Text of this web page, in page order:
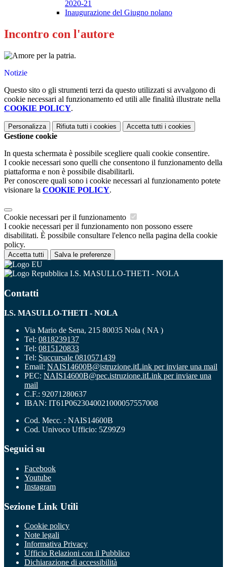
2020-21
Inaugurazione del Giugno nolano
Incontro con l'autore
.
Notizie
Questo sito o gli strumenti terzi da questo utilizzati si avvalgono di
cookie necessari al funzionamento ed utili alle finalità illustrate nella
COOKIE POLICY.
Personalizza Rifiuta tutti i cookies Accetta tutti i cookies
Gestione cookie
In questa schermata è possibile scegliere quali cookie consentire.
I cookie necessari sono quelli che consentono il funzionamento della
piattaforma e non è possibile disabilitarli.
Per conoscere quali sono i cookie necessari al funzionamento potete
visionare la COOKIE POLICY.
Cookie necessari per il funzionamento
I cookie necessari per il funzionamento non possono essere
disabilitati. È possibile consultare l'elenco nella pagina della cookie
policy.
Accetta tutti Salva le preferenze
I.S. MASULLO-THETI - NOLA
Contatti
I.S. MASULLO-THETI - NOLA
Via Mario de Sena, 215 80035 Nola ( NA )
Tel: 0818239137
Tel: 0815120833
Tel: Succursale 0810571439
Email: NAIS14600B@istruzione.itLink per inviare una mail
PEC: NAIS14600B@pec.istruzione.itLink per inviare una
mail
C.F.: 92071280637
IBAN: IT61P0623040021000057557008
Cod. Mecc. : NAIS14600B
Cod. Univoco Ufficio: 5Z99Z9
Seguici su
Facebook
Youtube
Instagram
Sezione Link Utili
Cookie policy
Note legali
Informativa Privacy
Ufficio Relazioni con il Pubblico
Dichiarazione di accessibilità